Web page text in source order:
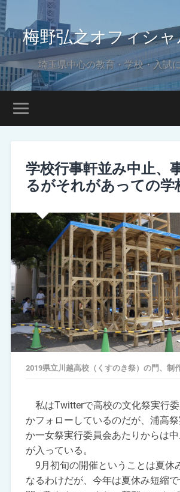
梅野弘之オフィシ
埼玉県中心の教育・学校・入試
学校行事軒並み中止、
るがそれがあっての学
2019県立川越高校（くすのき祭）の門、制
私はTwitterで高校の文化祭実行
かフォローしているのだが、浦高
か一女祭実行委員会あたりからは
が入っている。
9月初旬の開催ということは夏休
なるわけだが、今年は夏休み短縮